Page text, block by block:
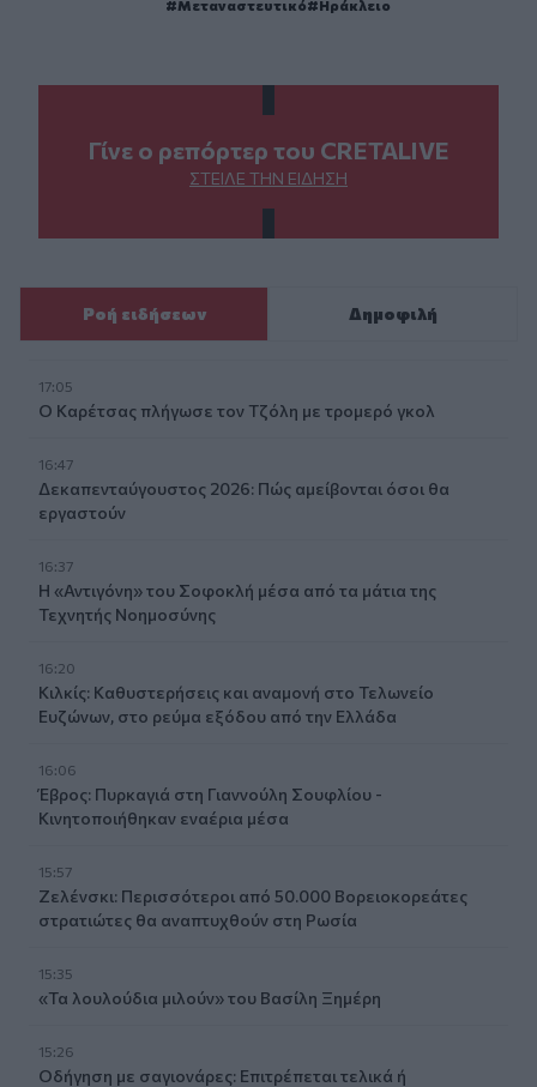
Μεταναστευτικό Ηράκλειο
Γίνε ο ρεπόρτερ του CRETALIVE
ΣΤΕΊΛΕ ΤΗΝ ΕΊΔΗΣΗ
Ροή ειδήσεων Δημοφιλή
17:05
Ο Καρέτσας πλήγωσε τον Τζόλη με τρομερό γκολ
16:47
Δεκαπενταύγουστος 2026: Πώς αμείβονται όσοι θα
εργαστούν
16:37
Η «Αντιγόνη» του Σοφοκλή μέσα από τα μάτια της
Τεχνητής Νοημοσύνης
16:20
Κιλκίς: Καθυστερήσεις και αναμονή στο Τελωνείο
Ευζώνων, στο ρεύμα εξόδου από την Ελλάδα
16:06
Έβρος: Πυρκαγιά στη Γιαννούλη Σουφλίου -
Κινητοποιήθηκαν εναέρια μέσα
15:57
Ζελένσκι: Περισσότεροι από 50.000 Βορειοκορεάτες
στρατιώτες θα αναπτυχθούν στη Ρωσία
15:35
«Τα λουλούδια μιλούν» του Βασίλη Ξημέρη
15:26
Οδήγηση με σαγιονάρες: Επιτρέπεται τελικά ή